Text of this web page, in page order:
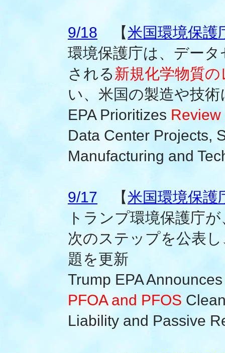
9/18 【米国環境保護
環境保護庁は、デー
される 新規化学物質
い、米国の製造や技
EPA Prioritizes
Data Center Projects,
Manufacturing and
9/17 【米国環境保護
トランプ環境保護庁が
次のステップを公表
題を更新
Trump EPA
PFOA and PFOS
Liability and Passive